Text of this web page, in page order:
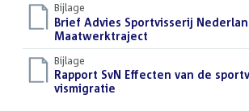
Bijlage
Download
bestand:
Brief Advies Sportvisserij
Maatwerktraject
Bijlage
Download
bestand:
Rapport SvN Effecten van de
vismigratie